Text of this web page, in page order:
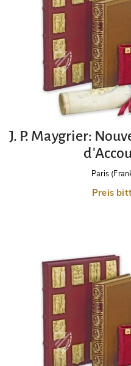
J. P. Maygrier:
Paris
Preis